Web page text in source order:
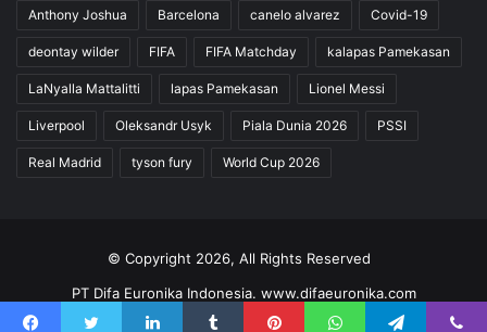
Anthony Joshua Barcelona canelo alvarez Covid-19
deontay wilder FIFA FIFA Matchday kalapas Pamekasan
LaNyalla Mattalitti lapas Pamekasan Lionel Messi
Liverpool Oleksandr Usyk Piala Dunia 2026 PSSI
Real Madrid tyson fury World Cup 2026
© Copyright 2026, All Rights Reserved
PT Difa Euronika Indonesia. www.difaeuronika.com
Redaksi
Kode Etik Pedoman Kontak